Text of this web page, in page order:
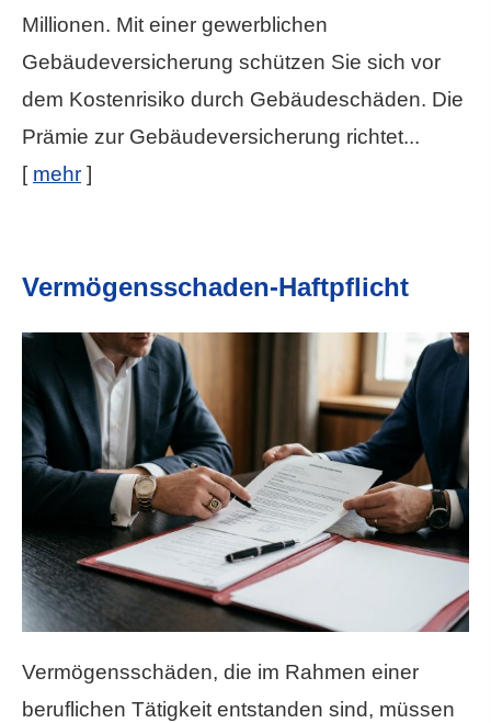
Millionen. Mit einer gewerblichen
Gebäudeversicherung schützen Sie sich vor
dem Kostenrisiko durch Gebäudeschäden. Die
Prämie zur Gebäudeversicherung richtet...
[ mehr ]
Vermögensschaden-Haft­pflicht
Vermögensschäden, die im Rahmen einer
beruflichen Tätigkeit entstanden sind, müssen